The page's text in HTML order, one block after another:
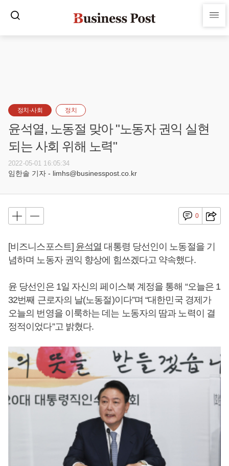
정치·사회 정치
윤석열, 노동절 맞아 "노동자 권익 실현
되는 사회 위해 노력"
2022-05-01 16:05:34
임한솔 기자 - limhs@businesspost.co.kr
0
[비즈니스포스트] 윤석열 대통령 당선인이 노동절을 기
념하며 노동자 권익 향상에 힘쓰겠다고 약속했다.
윤 당선인은 1일 자신의 페이스북 계정을 통해 “오늘은 1
32번째 근로자의 날(노동절)이다”며 “대한민국 경제가
오늘의 번영을 이룩하는 데는 노동자의 땀과 노력이 결
정적이었다”고 밝혔다.